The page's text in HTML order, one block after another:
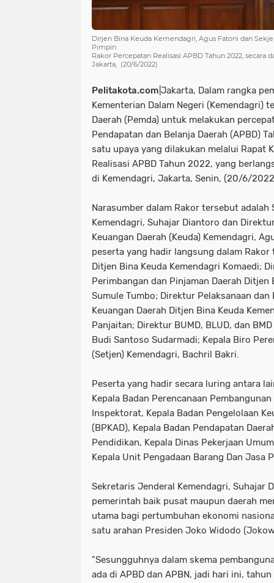
Dirjen Bina Keuda Kemendagri, Agus Fatoni dan
Pimpin
Rakor Percepatan Realisasi APBD Tahun 2022,
Jakarta, (20/6/2022)
Pelitakota.com |Jakarta, Dalam rangka
Kementerian Dalam Negeri (Kemendagri)
Daerah (Pemda) untuk melakukan
Pendapatan dan Belanja Daerah (APBD)
satu upaya yang dilakukan melalui Rapat
Realisasi APBD Tahun 2022, yang
di Kemendagri, Jakarta, Senin, (20/6/
Narasumber dalam Rakor tersebut adalah
Kemendagri, Suhajar Diantoro dan
Keuangan Daerah (Keuda) Kemendagri,
peserta yang hadir langsung dalam
Ditjen Bina Keuda Kemendagri Komaedi;
Perimbangan dan Pinjaman Daerah Ditjen
Sumule Tumbo; Direktur Pelaksanaan
Keuangan Daerah Ditjen Bina Keuda
Panjaitan; Direktur BUMD, BLUD, dan
Budi Santoso Sudarmadi; Kepala Biro
(Setjen) Kemendagri, Bachril Bakri.
Peserta yang hadir secara luring antara
Kepala Badan Perencanaan
Inspektorat, Kepala Badan Pengelolaan
(BPKAD), Kepala Badan Pendapatan
Pendidikan, Kepala Dinas Pekerjaan
Kepala Unit Pengadaan Barang Dan
Sekretaris Jenderal Kemendagri, Suhajar
pemerintah baik pusat maupun daerah
utama bagi pertumbuhan ekonomi
satu arahan Presiden Joko Widodo
"Sesungguhnya dalam skema
ada di APBD dan APBN, jadi hari ini,